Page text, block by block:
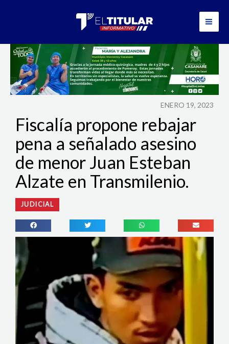
ENERO 19, 2023
Fiscalía propone rebajar
pena a señalado asesino
de menor Juan Esteban
Alzate en Transmilenio.
JUDICIAL